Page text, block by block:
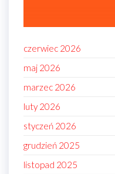
czerwiec 2026
maj 2026
marzec 2026
luty 2026
styczeń 2026
grudzień 2025
listopad 2025